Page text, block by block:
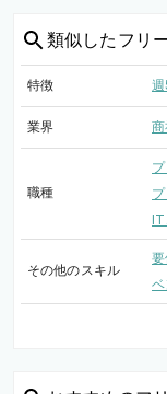
類似した フリ
特徴 週
業界 商
職種
その他のスキル